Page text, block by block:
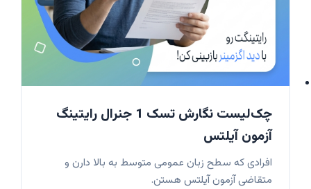
چک‌لیست نگارش تسک 1 جنرال رایتینگ
آزمون آیلتس
افرادی که سطح زبان عمومی متوسط به بالا دارن و
متقاضی آزمون آیلتس هستن.